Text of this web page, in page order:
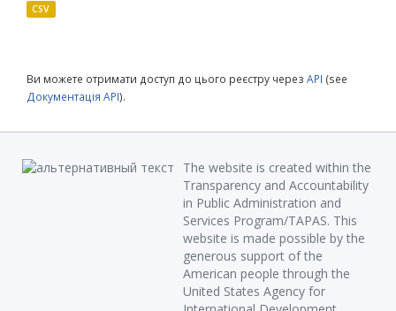
CSV
Ви можете отримати доступ до цього реєстру через API (see
Документація API).
The website is created within the
Transparency and Accountability
in Public Administration and
Services Program/TAPAS. This
website is made possible by the
generous support of the
American people through the
United States Agency for